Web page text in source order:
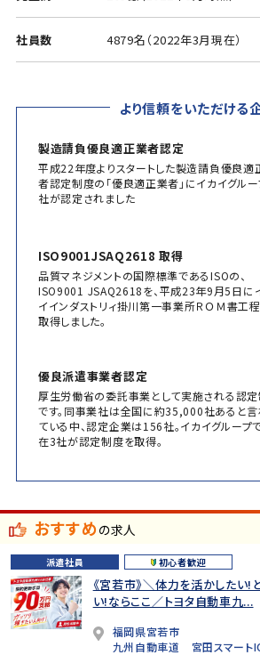
社員数 4879名（2022年3月現在）
より信頼をいただける
製造請負優良適正業者認定
平成22年度よりスタートした製造請負優良適
者認定制度の「優良適正業者」にイカイグル
社が認定されました
ISO9001JSAQ2618 取得
品質マネジメントの国際標準であるISOの、
ISO9001 JSAQ2618を、平成23年9月5日に
イインダストリィ掛川第一事業所ＲＯＭ書工
取得しました。
優良派遣事業者認定
厚生労働省の委託事業として実施される認
です。同事業社は全国に約35,000社あると
ている中、認定企業は156社。イカイグループ
在3社が認定制度を取得。
おすすめの求人
派遣社員 初心者歓迎
《宮若市》＼体力を活かしたい!
い!ならここ／トヨタ自動車九...
福岡県宮若市
九州自動車道 宮田スマート